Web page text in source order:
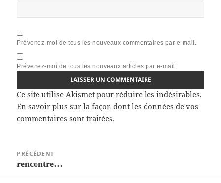
Prévenez-moi de tous les nouveaux commentaires par e-mail.
Prévenez-moi de tous les nouveaux articles par e-mail.
Ce site utilise Akismet pour réduire les indésirables.
En savoir plus sur la façon dont les données de vos
commentaires sont traitées.
PRÉCÉDENT
Article
rencontre…